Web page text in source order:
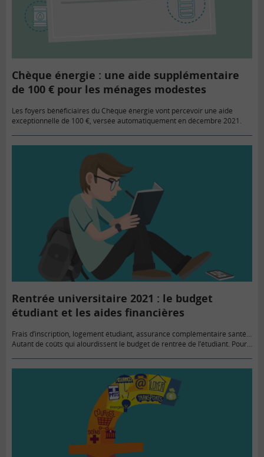
Chèque énergie : une aide supplémentaire
de 100 € pour les ménages modestes
Les foyers bénéficiaires du Chèque énergie vont percevoir une aide
exceptionnelle de 100 €, versée automatiquement en décembre 2021.
Rentrée universitaire 2021 : le budget
étudiant et les aides financières
Frais d’inscription, logement étudiant, assurance complémentaire santé…
Autant de coûts qui alourdissent le budget de rentrée de l’étudiant. Pour y